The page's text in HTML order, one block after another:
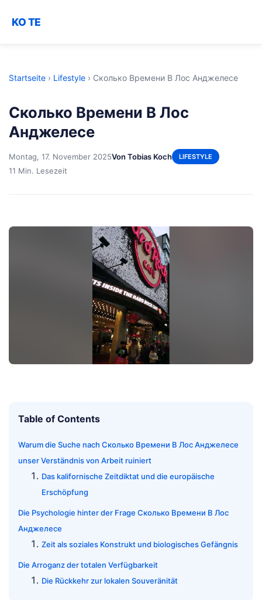
KO TE
Startseite › Lifestyle › Сколько Времени В Лос Анджелесе
Сколько Времени В Лос
Анджелесе
Montag, 17. November 2025Von Tobias Koch LIFESTYLE
11 Min. Lesezeit
Table of Contents
Warum die Suche nach Сколько Времени В Лос Анджелесе
unser Verständnis von Arbeit ruiniert
Das kalifornische Zeitdiktat und die europäische
Erschöpfung
Die Psychologie hinter der Frage Сколько Времени В Лос
Анджелесе
Zeit als soziales Konstrukt und biologisches Gefängnis
Die Arroganz der totalen Verfügbarkeit
Die Rückkehr zur lokalen Souveränität